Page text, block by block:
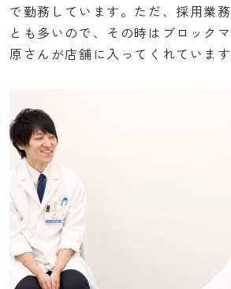
で勤務しています。ただ、採用業
とも多いので、その時はブロック
原さんが店舗に入ってくれています